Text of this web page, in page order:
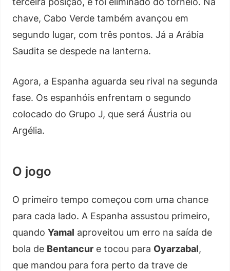
chave, Cabo Verde também avançou em
segundo lugar, com três pontos. Já a Arábia
Saudita se despede na lanterna.
Agora, a Espanha aguarda seu rival na segunda
fase. Os espanhóis enfrentam o segundo
colocado do Grupo J, que será Áustria ou
Argélia.
O jogo
O primeiro tempo começou com uma chance
para cada lado. A Espanha assustou primeiro,
quando Yamal aproveitou um erro na saída de
bola de Bentancur e tocou para Oyarzabal,
que mandou para fora perto da trave de